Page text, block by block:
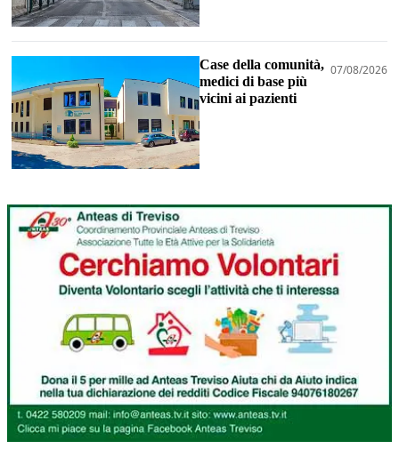
Case della comunità,
medici di base più
vicini ai pazienti
07/08/2026